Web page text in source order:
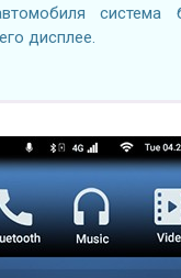
система
дисплее.